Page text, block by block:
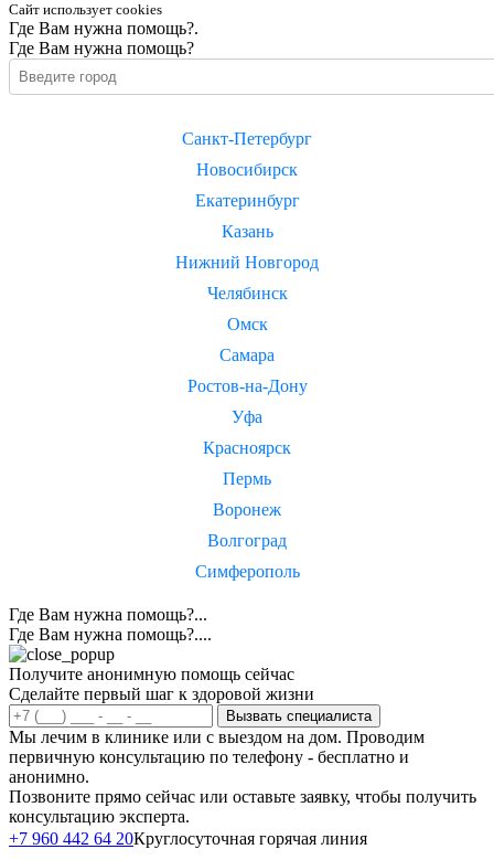
Сайт использует cookies
Где Вам нужна помощь?.
Где Вам нужна помощь?
Санкт-Петербург
Новосибирск
Екатеринбург
Казань
Нижний Новгород
Челябинск
Омск
Самара
Ростов-на-Дону
Уфа
Красноярск
Пермь
Воронеж
Волгоград
Симферополь
Где Вам нужна помощь?...
Где Вам нужна помощь?....
Получите анонимную помощь сейчас
Сделайте первый шаг к здоровой жизни
Вызвать специалиста
Мы лечим в клинике или с выездом на дом. Проводим
первичную консультацию по телефону - бесплатно и
анонимно.
Позвоните прямо сейчас или оставьте заявку, чтобы получить
консультацию эксперта.
+7 960 442 64 20Круглосуточная горячая линия